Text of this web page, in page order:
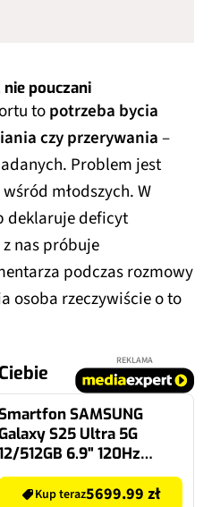
nie pouczani
topotrzeba bycia
czy przerywania–
Problem jest
młodszych. W
deklaruje deficyt
nas próbuje
podczas rozmowy
osoba rzeczywiście o to
REKLAMA
SAMSUNG
S25 Ultra 5G
512GB 6.9" 120Hz
Srebrny SM-S938
Kup teraz5699.99 zł